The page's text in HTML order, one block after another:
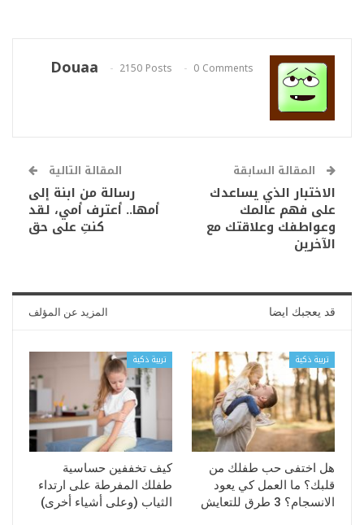
Douaa 2150 Posts 0 Comments
المقالة السابقة
الاختبار الذي يساعدك
على فهم عالمك
وعواطفك وعلاقتك مع
الآخرين
المقالة التالية
رسالة من ابنة إلى
أمها.. أعترف أمي، لقد
كنتِ على حق
قد يعجبك ايضا المزيد عن المؤلف
تربية ذكية
هل اختفى حب طفلك من
قلبك؟ ما العمل كي يعود
الانسجام؟ 3 طرق للتعايش
تربية ذكية
كيف تخففين حساسية
طفلك المفرطة على ارتداء
الثياب (وعلى أشياء أخرى)